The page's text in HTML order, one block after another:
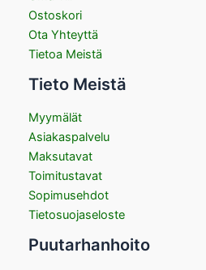
Ostoskori
Ota Yhteyttä
Tietoa Meistä
Tieto Meistä
Myymälät
Asiakaspalvelu
Maksutavat
Toimitustavat
Sopimusehdot
Tietosuojaseloste
Puutarhanhoito